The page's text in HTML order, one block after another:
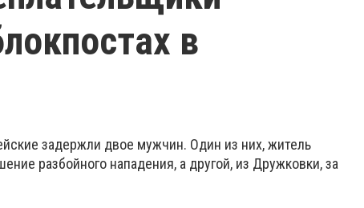
в
задержли двое мужчин. Один из них, житель
разбойного нападения, а другой, из Дружковки, за